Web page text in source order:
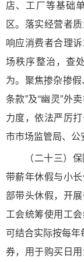
店、工厂等基础
区。落实经营者
响应消费者合理
场秩序整治，查
为。聚焦掺杂掺
条款”及“幽灵”外
力度，依法严厉
市市场监管局、公
（二十三）
带薪年休假与小
部带头休假，开
工会统筹使用工
可结合实际按每
券，用于购买日